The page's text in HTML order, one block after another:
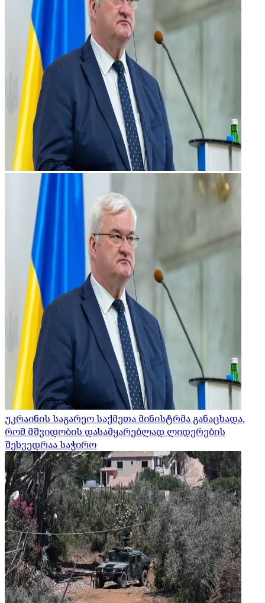
უკრაინის საგარეო საქმეთა მინისტრმა განაცხადა,
რომ მშვიდობის დასამყარებლად ლიდერების
შეხვედრაა საჭირო